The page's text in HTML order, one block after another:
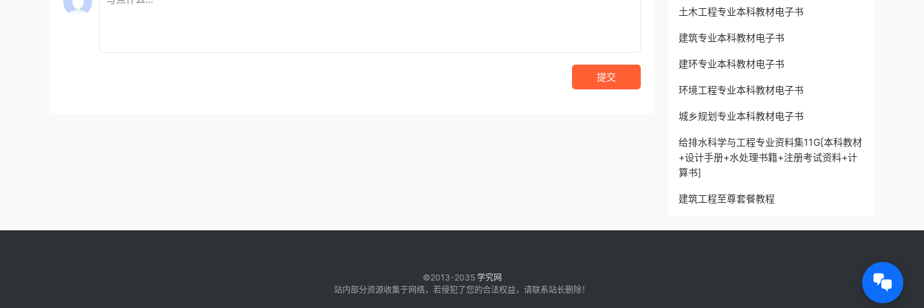
提交
土木工程专业本科教材电子书
建筑专业本科教材电子书
建环专业本科教材电子书
环境工程专业本科教材电子书
城乡规划专业本科教材电子书
给排水科学与工程专业资料集11G[本科教材
+设计手册+水处理书籍+注册考试资料+计
算书]
建筑工程至尊套餐教程
©2013-2035 学究网
站内部分资源收集于网络，若侵犯了您的合法权益，请联系站长删除！